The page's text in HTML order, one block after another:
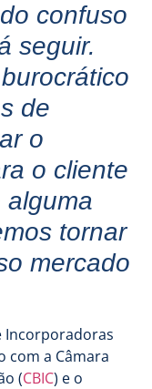
confuso
seguir.
de
o
o cliente
alguma
tornar
mercado
Incorporadoras
com a Câmara
(CBIC) e o